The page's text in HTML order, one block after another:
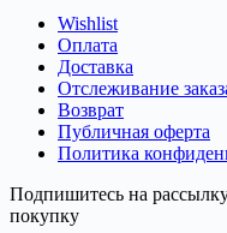
Wishlist
Оплата
Доставка
Отслеживание
Возврат
Публичная оферта
Политика
Подпишитесь на
покупку